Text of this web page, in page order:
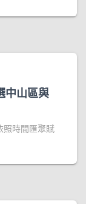
中山區與
時間匯聚賦